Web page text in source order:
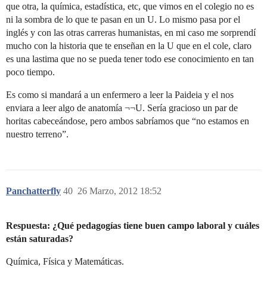
que otra, la química, estadística, etc, que vimos en el colegio no es
ni la sombra de lo que te pasan en un U. Lo mismo pasa por el
inglés y con las otras carreras humanistas, en mi caso me sorprendí
mucho con la historia que te enseñan en la U que en el cole, claro
es una lastima que no se pueda tener todo ese conocimiento en tan
poco tiempo.
Es como si mandará a un enfermero a leer la Paideia y el nos
enviara a leer algo de anatomía ¬¬U. Sería gracioso un par de
horitas cabeceándose, pero ambos sabríamos que “no estamos en
nuestro terreno”.
Panchatterfly 26 Marzo, 2012 18:52
40
Respuesta: ¿Qué pedagogías tiene buen campo laboral y cuáles
están saturadas?
Química, Física y Matemáticas.